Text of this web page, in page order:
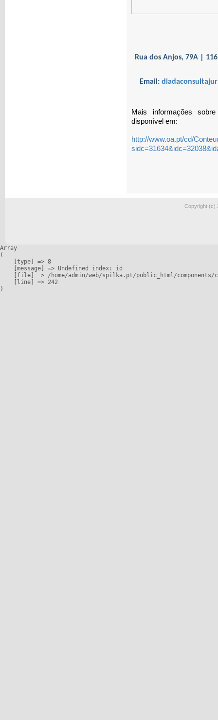
Rua dos Anjos, 79A |
Email:
Mais informações
disponível em:
http://www.oa.pt/cd/
Copyright (c)
Array
(
    [type] => 8
    [message] => Undefined index: id
[file] => /home/admin/web/spilka.pt/public_html/
    [line] => 242